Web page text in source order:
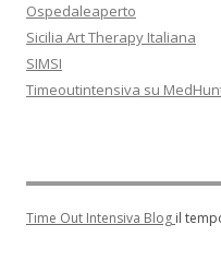
Ospedaleaperto
Sicilia Art Therapy Italiana
SIMSI
Timeoutintensiva su
Time Out Intensiva Blog il